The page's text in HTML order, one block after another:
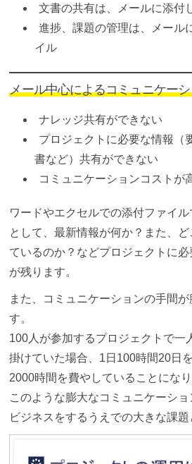
文書の共有は、メールに添付
進捗、課題の管理は、メール
イル
メール中心によるコミュニケー
ナレッジ共有ができない
プロジェクトに必要な情報（
書など）共有ができない
コミュニケーションコストが
ワードやエクセルでの添付ファイ
として、最新情報が何か？また、
ているのか？などプロジェクトに
が残ります。
また、コミュニケーションの手間が
す。
100人が参加するプロジェクトで一
掛けていた場合、1日100時間20日
2000時間を費やしていることになり
このような膨大なコミュニケーショ
ビジネスをするうえでの大きな課題